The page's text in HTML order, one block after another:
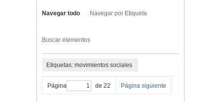
Navegar todo Navegar por Etiqueta
Buscar elementos
Etiquetas: movimientos sociales
Página de 22 Página siguiente